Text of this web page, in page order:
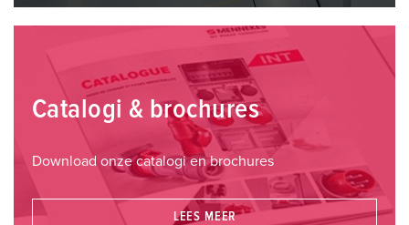
Catalogi & brochures
Download onze catalogi en brochures
LEES MEER